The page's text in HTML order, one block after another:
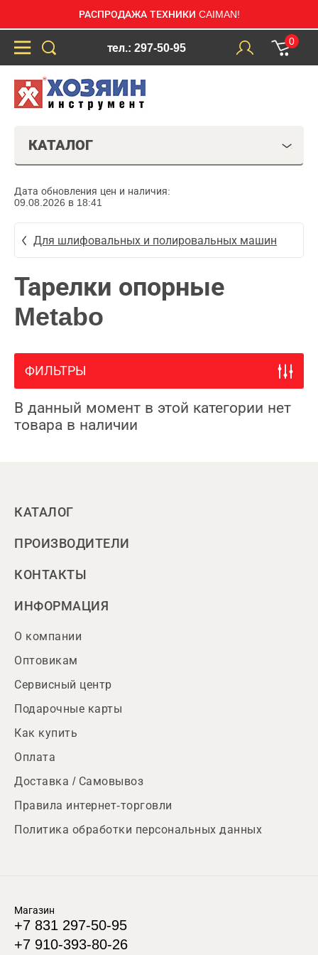
РАСПРОДАЖА ТЕХНИКИ CAIMAN!
тел.: 297-50-95
0
КАТАЛОГ
Дата обновления цен и наличия:
09.08.2026 в 18:41
Для шлифовальных и полировальных машин
Тарелки опорные
Metabo
ФИЛЬТРЫ
В данный момент в этой категории нет
товара в наличии
КАТАЛОГ
ПРОИЗВОДИТЕЛИ
КОНТАКТЫ
ИНФОРМАЦИЯ
О компании
Оптовикам
Сервисный центр
Подарочные карты
Как купить
Оплата
Доставка / Самовывоз
Правила интернет-торговли
Политика обработки персональных данных
Магазин
+7 831 297-50-95
+7 910-393-80-26